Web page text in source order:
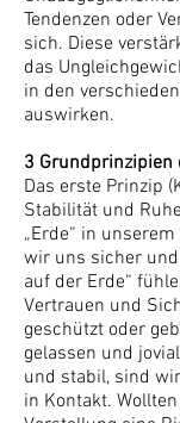
Tendenzen oder
sich. Diese
das
in den
auswirken.
3 Grundprinzipien
Das erste Prinzip
Stabilität und
„Erde“ in
wir uns sicher
auf der Erde“
Vertrauen und
geschützt oder
gelassen und
und stabil, sind
in Kontakt.